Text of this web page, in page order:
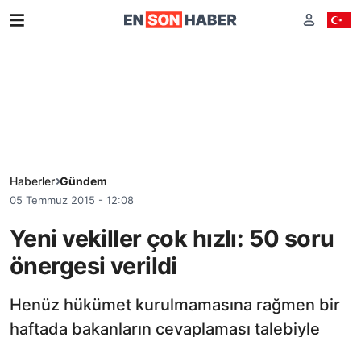
Haberler Gündem
05 Temmuz 2015 - 12:08
Yeni vekiller çok hızlı: 50 soru
önergesi verildi
Henüz hükümet kurulmamasına rağmen bir
haftada bakanların cevaplaması talebiyle